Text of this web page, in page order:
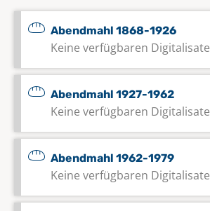
Abendmahl 1868-1926
Keine verfügbaren Digitalisate
Abendmahl 1927-1962
Keine verfügbaren Digitalisate
Abendmahl 1962-1979
Keine verfügbaren Digitalisate